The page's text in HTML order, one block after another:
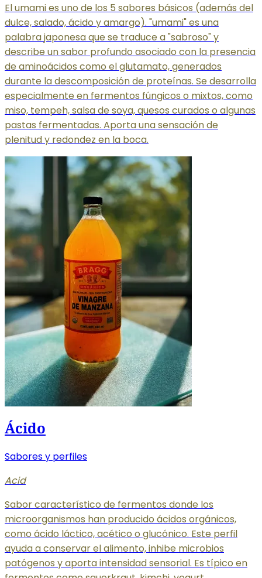
El umami es uno de los 5 sabores básicos (además del
dulce, salado, ácido y amargo). "umami" es una
palabra japonesa que se traduce a "sabroso" y
describe un sabor profundo asociado con la presencia
de aminoácidos como el glutamato, generados
durante la descomposición de proteínas. Se desarrolla
especialmente en fermentos fúngicos o mixtos, como
miso, tempeh, salsa de soya, quesos curados o algunas
pastas fermentadas. Aporta una sensación de
plenitud y redondez en la boca.
Ácido
Sabores y perfiles
Acid
Sabor característico de fermentos donde los
microorganismos han producido ácidos orgánicos,
como ácido láctico, acético o glucónico. Este perfil
ayuda a conservar el alimento, inhibe microbios
patógenos y aporta intensidad sensorial. Es típico en